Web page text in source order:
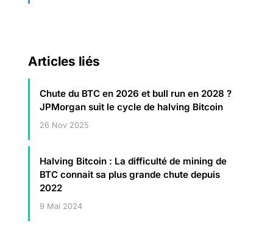
Articles liés
Chute du BTC en 2026 et bull run en 2028 ?
JPMorgan suit le cycle de halving Bitcoin
26 Nov 2025
Halving Bitcoin : La difficulté de mining de
BTC connait sa plus grande chute depuis
2022
9 Mai 2024